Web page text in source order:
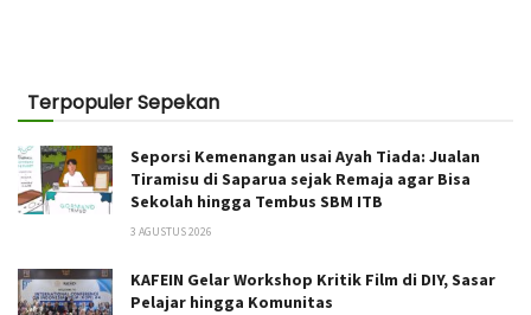
Terpopuler Sepekan
Seporsi Kemenangan usai Ayah Tiada: Jualan
Tiramisu di Saparua sejak Remaja agar Bisa
Sekolah hingga Tembus SBM ITB
3 AGUSTUS 2026
KAFEIN Gelar Workshop Kritik Film di DIY, Sasar
Pelajar hingga Komunitas